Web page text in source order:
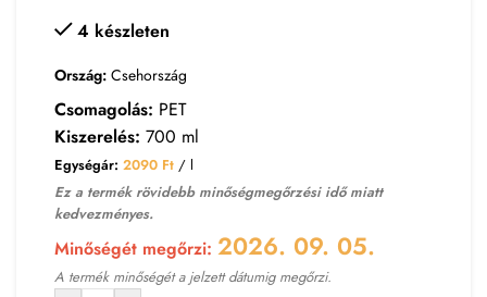
4 készleten
Ország: Csehország
Csomagolás: PET
Kiszerelés: 700 ml
Egységár: 2090 Ft / l
Ez a termék rövidebb minőségmegőrzési idő miatt
kedvezményes.
Minőségét megőrzi: 2026. 09. 05.
A termék minőségét a jelzett dátumig megőrzi.